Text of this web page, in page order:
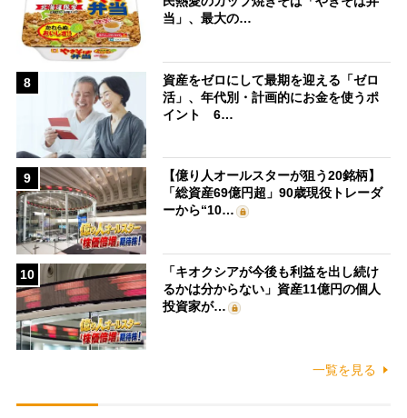
当」、最大の…
8
資産をゼロにして最期を迎える「ゼロ
活」、年代別・計画的にお金を使うポ
イント 6…
9
【億り人オールスターが狙う20銘柄】
「総資産69億円超」90歳現役トレーダ
ーから“10…
10
「キオクシアが今後も利益を出し続け
るかは分からない」資産11億円の個人
投資家が…
一覧を見る